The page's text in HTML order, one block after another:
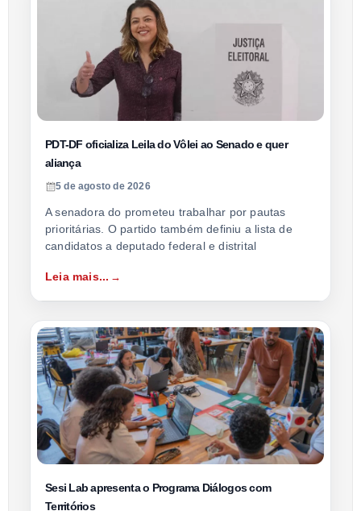
PDT-DF oficializa Leila do Vôlei ao Senado e quer
aliança
5 de agosto de 2026
A senadora do prometeu trabalhar por pautas
prioritárias. O partido também definiu a lista de
candidatos a deputado federal e distrital
Leia mais...
Sesi Lab apresenta o Programa Diálogos com
Territórios